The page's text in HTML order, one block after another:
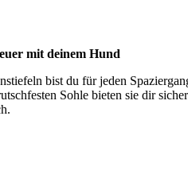
mit deinem Hund
bist du für jeden
Sohle bieten sie dir